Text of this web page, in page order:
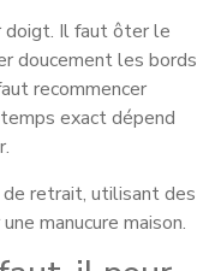
doigt. Il faut ôter le
doucement les bords
recommencer
exact dépend